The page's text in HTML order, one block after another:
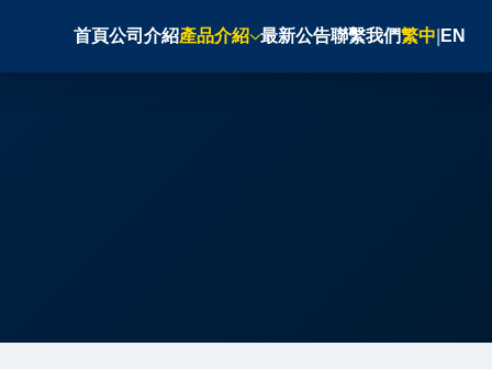
首頁公司介紹產品介紹 最新公告聯繫我們繁中 EN